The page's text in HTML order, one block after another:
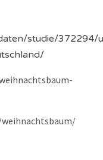
studie/372294/